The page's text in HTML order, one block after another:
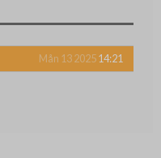
Mån 13 202514:21